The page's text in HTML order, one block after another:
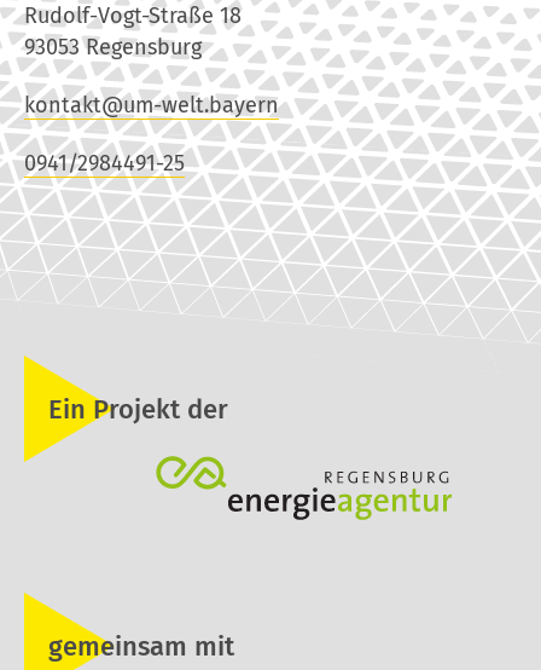
Rudolf-Vogt-Straße 18
93053 Regensburg
kontakt@um-welt.bayern
0941/2984491-25
Ein Projekt der
gemeinsam mit